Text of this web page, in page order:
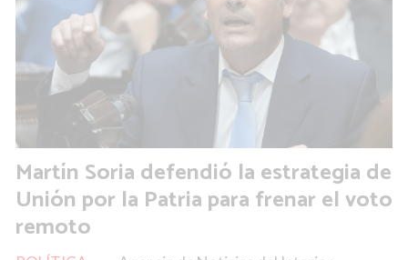
Martín Soria defendió la estrategia de
Unión por la Patria para frenar el voto
remoto